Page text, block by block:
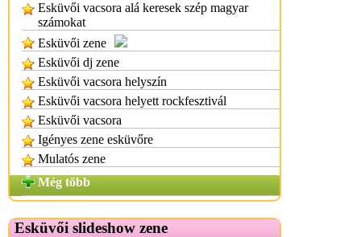
Esküvői vacsora alá keresek szép magyar
számokat
Esküvői zene
Esküvői dj zene
Esküvői vacsora helyszín
Esküvői vacsora helyett rockfesztivál
Esküvői vacsora
Igényes zene esküvőre
Mulatós zene
Még több
Esküvői slideshow zene